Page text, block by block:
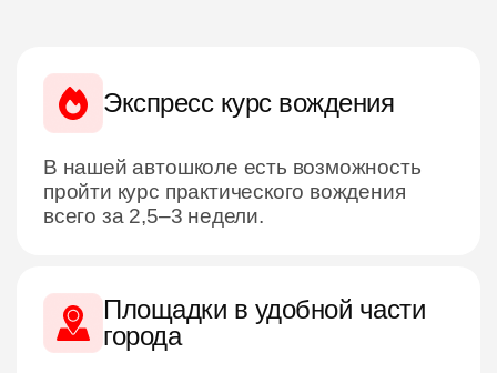
Экспресс курс вождения
В нашей автошколе есть возможность
пройти курс практического вождения
всего за 2,5–3 недели.
Площадки в удобной части
города